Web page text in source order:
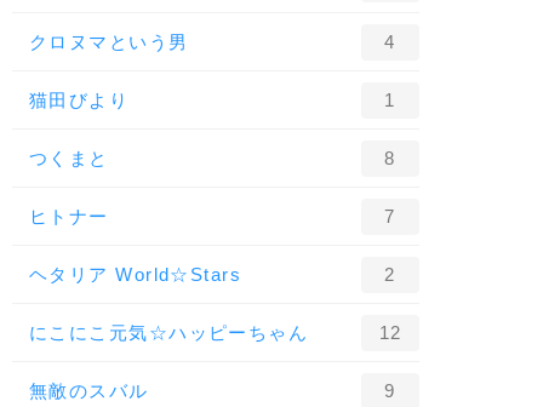
クロヌマという男 4
猫田びより 1
つくまと 8
ヒトナー 7
ヘタリア World☆Stars 2
にこにこ元気☆ハッピーちゃん 12
無敵のスバル 9